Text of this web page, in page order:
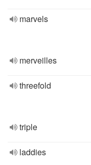
marvels
merveilles
threefold
triple
laddies